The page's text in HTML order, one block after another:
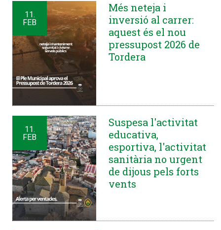
11.
FEB
Més neteja i
inversió al carrer:
aquest és el nou
pressupost 2026 de
Tordera
11.
FEB
Suspesa l'activitat
educativa,
esportiva, l'activitat
sanitària no urgent
de dijous pels forts
vents